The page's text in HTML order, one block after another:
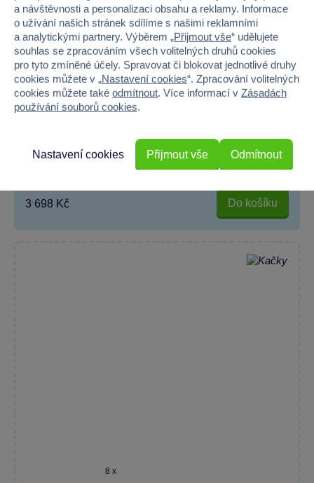
PLASTKON - Skibob Skidrifter černý ice
Skibob Skidrifter je revoluční novinka pro zimní radovánky,...
3 698 Kč Do košíku
8 x
a návštěvnosti a personalizaci obsahu a reklamy. Informace
o užívání našich stránek sdílíme s našimi reklamními
a analytickými partnery. Výběrem „Přijmout vše“ udělujete
souhlas se zpracováním všech volitelných druhů cookies
pro tyto zmíněné účely. Spravovat či blokovat jednotlivé druhy
cookies můžete v „Nastavení cookies“. Zpracování volitelných
cookies můžete také odmítnout. Více informací v Zásadách
používání souborů cookies.
Odmítnout
Nastavení cookies Přijmout vše